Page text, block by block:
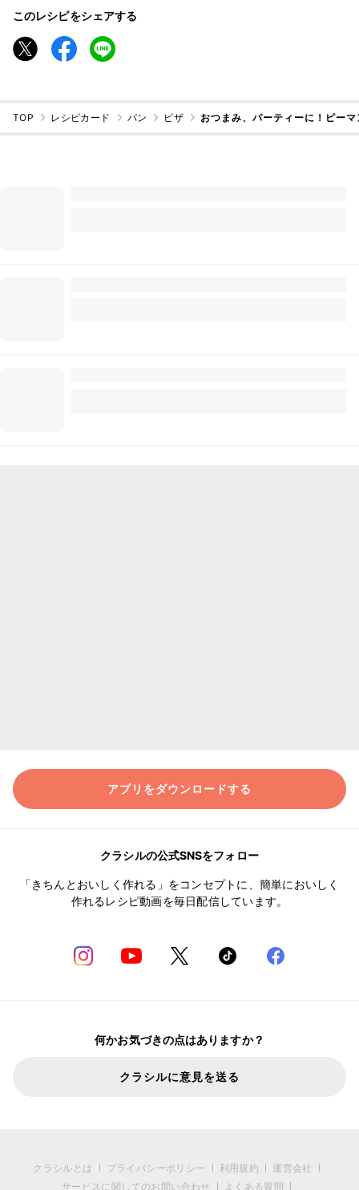
このレシピをシェアする
TOP レシピカード パン ピザ おつまみ、パーティーに！ピー
アプリをダウンロードする
クラシルの公式SNSをフォロー
「きちんとおいしく作れる」をコンセプトに、簡単においしく
作れるレシピ動画を毎日配信しています。
何かお気づきの点はありますか？
クラシルに意見を送る
クラシルとは プライバシーポリシー 利用規約
運営会社
サービスに関してのお問い合わせ
よくある質問